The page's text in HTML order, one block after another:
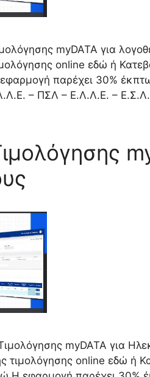
myDATA για
online εδώ ή
παρέχει 30%
– ΠΣΛ – Ε.Λ.Λ.Ε. –
myDATA για
τιμολόγησης online εδώ ή